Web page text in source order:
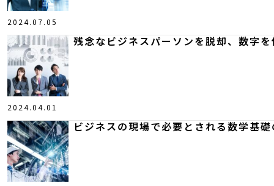
2024.07.05
2024.04.01
残念なビジネスパーソンを脱却、数字
ビジネスの現場で必要とされる数学基